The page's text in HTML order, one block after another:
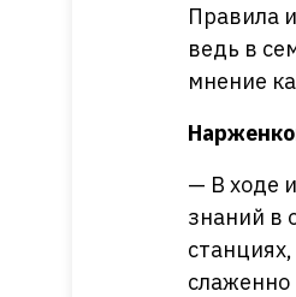
Правила
ведь в
мнение
— В ходе
знаний в